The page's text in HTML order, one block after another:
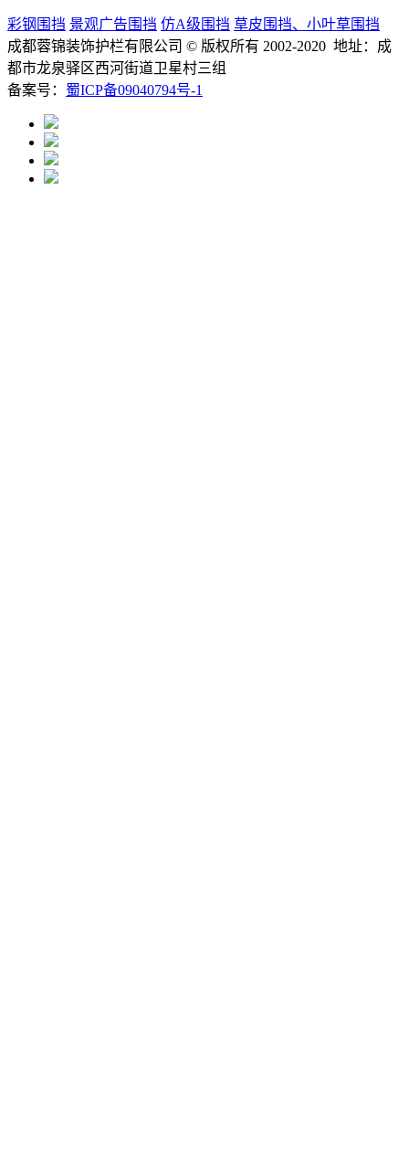
彩钢围挡 景观广告围挡 仿A级围挡 草皮围挡、小叶草围挡
成都蓉锦装饰护栏有限公司 © 版权所有 2002-2020 地址：成
都市龙泉驿区西河街道卫星村三组
备案号： 蜀ICP备09040794号-1